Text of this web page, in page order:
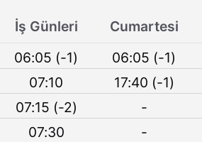
İş Günleri Cumartesi
06:05 (-1)
06:05 (-1)
07:10
17:40 (-1)
07:15 (-2)
-
07:30
-